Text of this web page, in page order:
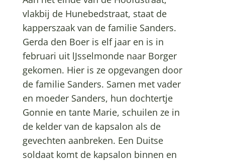
vlakbij de Hunebedstraat, staat de
kapperszaak van de familie Sanders.
Gerda den Boer is elf jaar en is in
februari uit lJsselmonde naar Borger
gekomen. Hier is ze opgevangen door
de familie Sanders. Samen met vader
en moeder Sanders, hun dochtertje
Gonnie en tante Marie, schuilen ze in
de kelder van de kapsalon als de
gevechten aanbreken. Een Duitse
soldaat komt de kapsalon binnen en